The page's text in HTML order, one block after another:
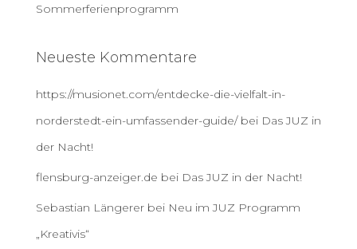
Sommerferienprogramm
Neueste Kommentare
https://musionet.com/entdecke-die-vielfalt-in-
norderstedt-ein-umfassender-guide/bei Das JUZ in
der Nacht!
flensburg-anzeiger.de bei Das JUZ in der Nacht!
Sebastian Längerer bei Neu im JUZ Programm
„Kreativis“